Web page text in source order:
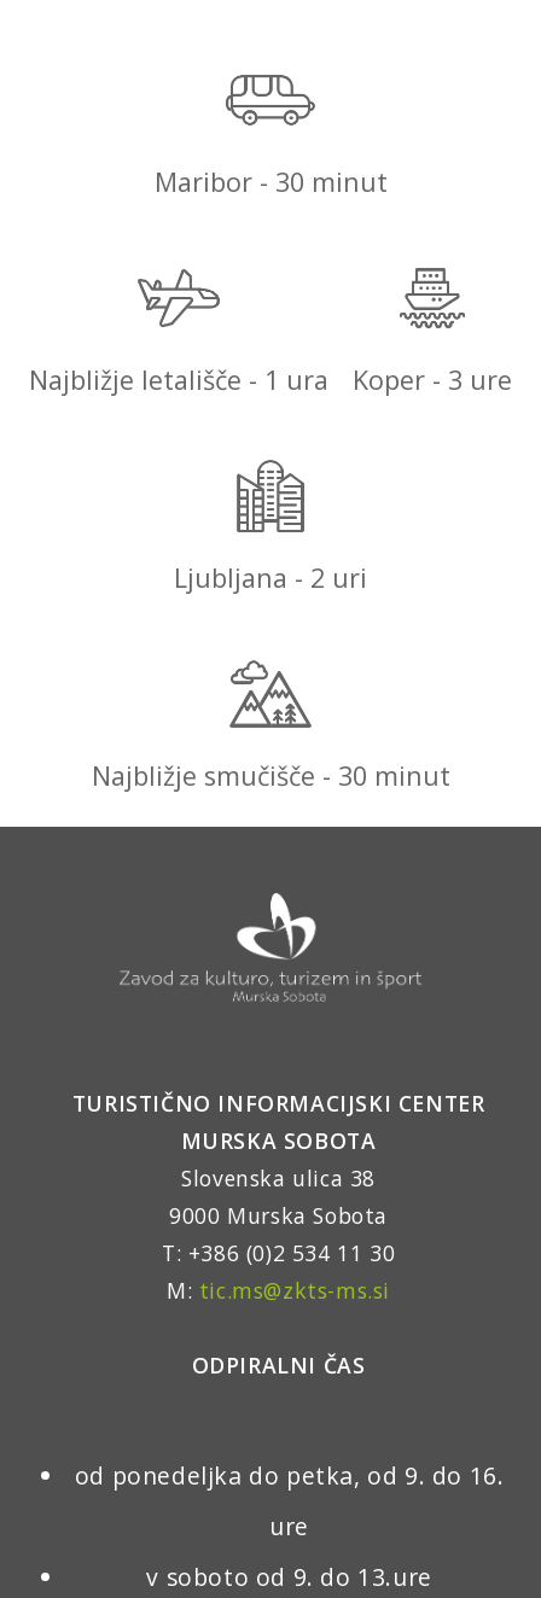
Maribor - 30 minut
Najbližje letališče - 1 ura Koper - 3 ure
Ljubljana - 2 uri
Najbližje smučišče - 30 minut
TURISTIČNO INFORMACIJSKI CENTER
MURSKA SOBOTA
Slovenska ulica 38
9000 Murska Sobota
T: +386 (0)2 534 11 30
M: tic.ms@zkts-ms.si
ODPIRALNI ČAS
od ponedeljka do petka, od 9. do 16.
ure
v soboto od 9. do 13.ure